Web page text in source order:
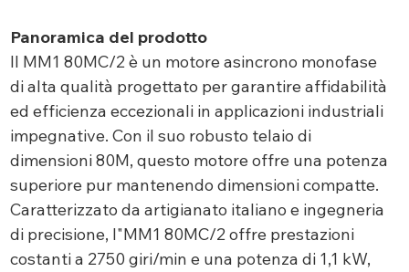
Panoramica del prodotto
Il MM1 80MC/2 è un motore asincrono monofase
di alta qualità progettato per garantire affidabilità
ed efficienza eccezionali in applicazioni industriali
impegnative. Con il suo robusto telaio di
dimensioni 80M, questo motore offre una potenza
superiore pur mantenendo dimensioni compatte.
Caratterizzato da artigianato italiano e ingegneria
di precisione, l"MM1 80MC/2 offre prestazioni
costanti a 2750 giri/min e una potenza di 1,1 kW,